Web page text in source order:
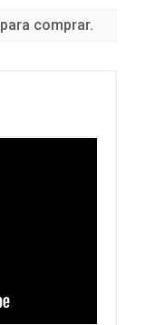
comprar.